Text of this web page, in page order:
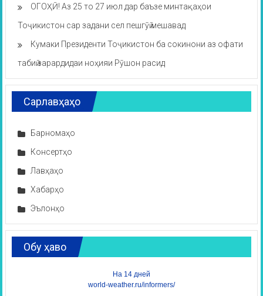
ОГОҲӢ! Аз 25 то 27 июл дар баъзе минтақаҳои
Тоҷикистон сар задани сел пешгӯӣ мешавад
Кумаки Президенти Тоҷикистон ба сокинони аз офати
табиӣ зарардидаи ноҳияи Рӯшон расид
Сарлавҳаҳо
Барномаҳо
Консертҳо
Лавҳаҳо
Хабарҳо
Эълонҳо
Обу ҳаво
На 14 дней
world-weather.ru/informers/